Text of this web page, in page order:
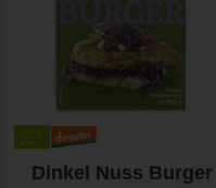
Dinkel Nuss Burger